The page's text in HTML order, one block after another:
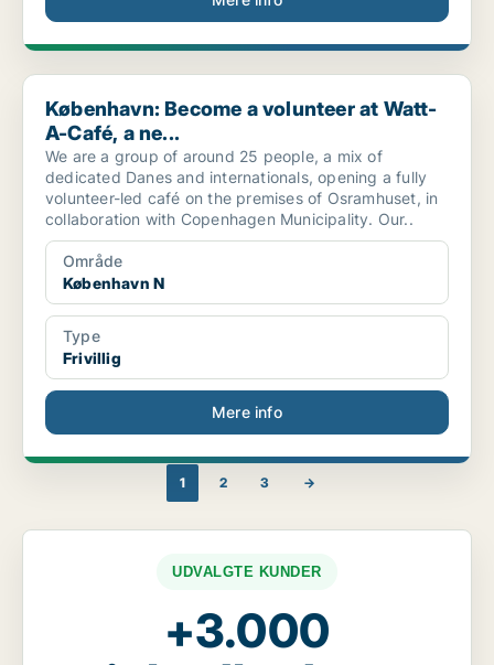
København: Become a volunteer at Watt-A-Café, a ne...
København: Become a volunteer at Watt-
A-Café, a ne...
We are a group of around 25 people, a mix of
dedicated Danes and internationals, opening a fully
volunteer-led café on the premises of Osramhuset, in
collaboration with Copenhagen Municipality. Our..
Område
København N
Type
Frivillig
Mere info
1 2 3 →
UDVALGTE KUNDER
+3.000